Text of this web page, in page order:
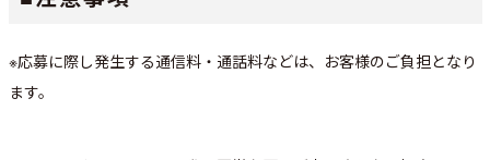
※応募に際し発生する通信料・通話料などは、お客様のご負担となり
ます。